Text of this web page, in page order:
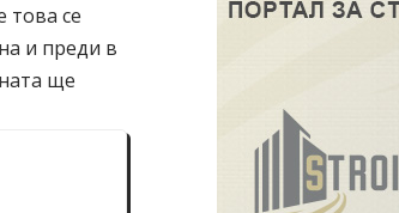
това се
и преди в
ще